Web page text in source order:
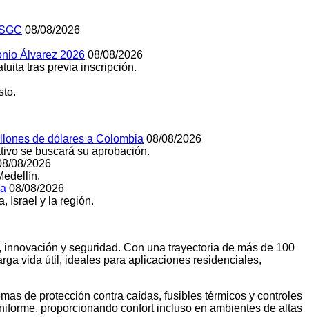
08/08/2026
Álvarez 2026 08/08/2026
tras previa inscripción.
de dólares a Colombia 08/08/2026
se buscará su aprobación.
08/2026
08/08/2026
Israel y la región.
y seguridad. Con una trayectoria de más de 100
vida útil, ideales para aplicaciones residenciales,
de protección contra caídas, fusibles térmicos y controles
proporcionando confort incluso en ambientes de altas